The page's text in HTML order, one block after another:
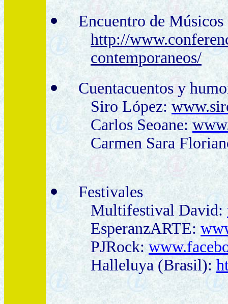
Encuentro de
http://
contemporaneos/
Cuentacuentos y
Siro López:
Carlos Seoane:
Carmen Sara
Festivales
Multifestival David:
EsperanzARTE:
PJRock:
Halleluya (Brasil):